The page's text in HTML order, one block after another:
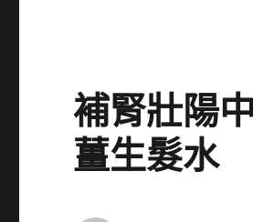
補腎壯陽
薑生髮水